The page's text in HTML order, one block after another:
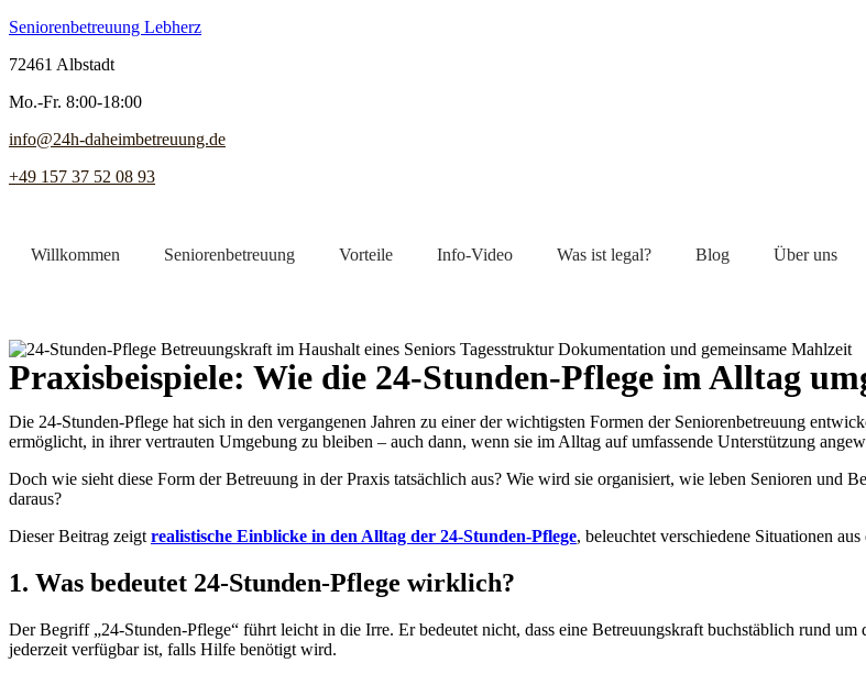
Seniorenbetreuung Lebherz
72461 Albstadt
Mo.-Fr. 8:00-18:00
info@24h-daheimbetreuung.de
+49 157 37 52 08 93
Willkommen Seniorenbetreuung Vorteile Info-Video Was ist legal? Blog Über uns
Praxisbeispiele: Wie die 24-Stunden-Pflege im Alltag
Die 24-Stunden-Pflege hat sich in den vergangenen Jahren zu einer der wichtigsten Formen der Seniorenbetreuung
ermöglicht, in ihrer vertrauten Umgebung zu bleiben – auch dann, wenn sie im Alltag auf umfassende Unterstützung
Doch wie sieht diese Form der Betreuung in der Praxis tatsächlich aus? Wie wird sie organisiert, wie leben Senioren und
daraus?
Dieser Beitrag zeigt realistische Einblicke in den Alltag der 24-Stunden-Pflege, beleuchtet verschiedene Situationen
1. Was bedeutet 24-Stunden-Pflege wirklich?
Der Begriff „24-Stunden-Pflege“ führt leicht in die Irre. Er bedeutet nicht, dass eine Betreuungskraft buchstäblich rund um
jederzeit verfügbar ist, falls Hilfe benötigt wird.